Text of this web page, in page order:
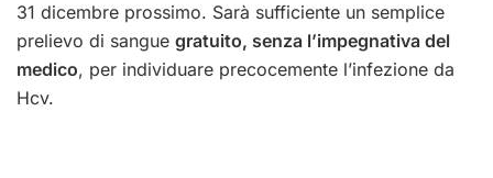
31 dicembre prossimo. Sarà sufficiente un semplice
prelievo di sangue gratuito, senza l’impegnativa del
medico, per individuare precocemente l’infezione da
Hcv.